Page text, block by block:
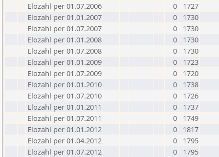
Elozahl per 01.07.2006
0
1727
Elozahl per 01.01.2007
0
1730
Elozahl per 01.07.2007
0
1730
Elozahl per 01.01.2008
0
1730
Elozahl per 01.07.2008
0
1730
Elozahl per 01.01.2009
0
1723
Elozahl per 01.07.2009
0
1720
Elozahl per 01.01.2010
0
1738
Elozahl per 01.07.2010
0
1726
Elozahl per 01.01.2011
0
1737
Elozahl per 01.07.2011
0
1749
Elozahl per 01.01.2012
0
1817
Elozahl per 01.04.2012
0
1795
Elozahl per 01.07.2012
0
1795